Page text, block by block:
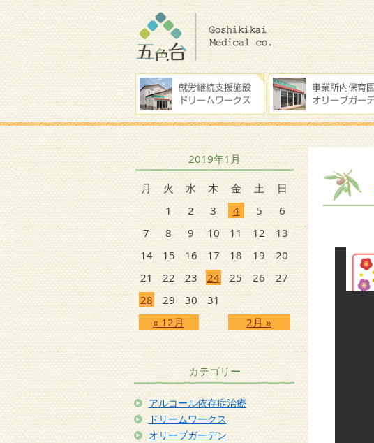
2019年1月
月 火 水 木 金 土 日
« 12月 2月 »
1 2 3 4 5
6
7
8 9 10 11 12
13
14
15 16 17 18 19
20
21
22 23 24 25 26
27
28
29 30 31
カテゴリー
アルコール依存症治療
ドリームワークス
オリーブガーデン